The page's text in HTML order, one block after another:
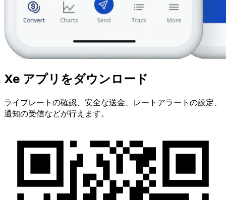
Xe アプリをダウンロード
ライブレートの確認、安全な送金、レートアラートの設定、
通知の受信などが行えます。